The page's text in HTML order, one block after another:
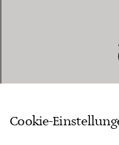
KUNDENSERVICE
Cookie-